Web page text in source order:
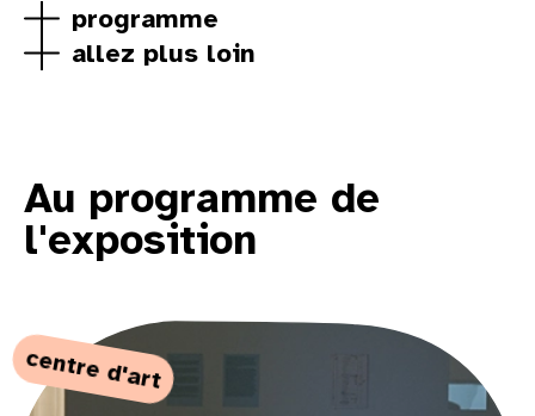
programme
allez plus loin
Au programme de
l'exposition
centre d'art